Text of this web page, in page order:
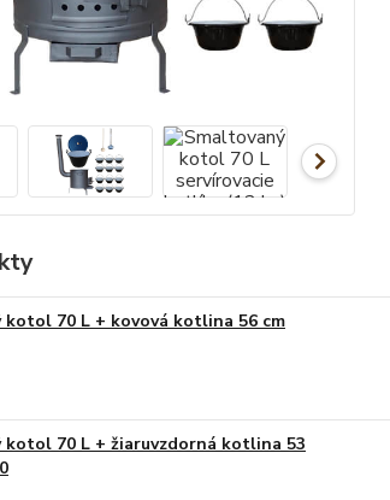
kotol 70 L + kovová kotlina 56 cm
kotol 70 L + žiaruvzdorná kotlina 53